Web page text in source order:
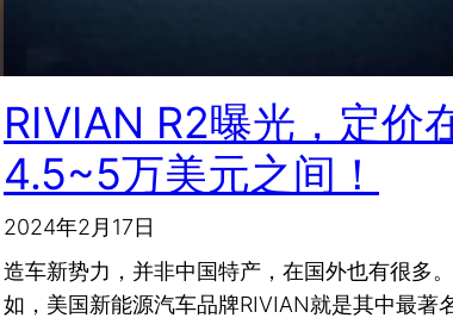
RIVIAN R2曝光，定价
4.5~5万美元之间！
2024年2月17日
造车新势力，并非中国特产，在国外也有很多
如，美国新能源汽车品牌RIVIAN就是其中最著